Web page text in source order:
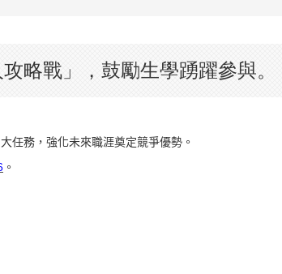
略戰」，鼓勵生學踴躍參與。
任務，強化未來職涯奠定競爭優勢。
。